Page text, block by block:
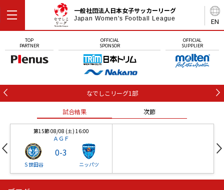
EN
一般社団法人日本女子サッカーリーグ
Japan Women's Football League
TOP
PARTNER
OFFICIAL
SPONSOR
OFFICIAL
SUPPLIER
なでしこリーグ1部
試合結果 次節
第15節 08/08 (土) 16:00
ＡＧＦ
Ｓ世田谷
0-3
ニッパツ